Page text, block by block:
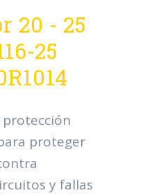
20 - 25
25
proteger
y fallas